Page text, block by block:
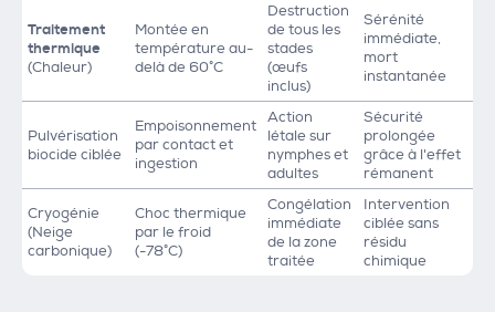
Traitement
thermique
(Chaleur)
Montée en
température au-
delà de 60°C
Destruction
de tous les
stades
(œufs
inclus)
Sérénité
immédiate,
mort
instantanée
Pulvérisation
biocide ciblée
Empoisonnement
par contact et
ingestion
Action
létale sur
nymphes et
adultes
Sécurité
prolongée
grâce à l'effet
rémanent
Cryogénie
(Neige
carbonique)
Choc thermique
par le froid
(-78°C)
Congélation
immédiate
de la zone
traitée
Intervention
ciblée sans
résidu
chimique